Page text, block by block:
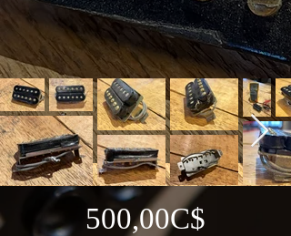
500,00C$